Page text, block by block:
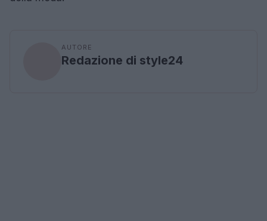
AUTORE
Redazione di style24